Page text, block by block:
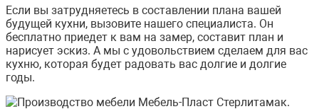
Если вы затрудняетесь в составлении плана вашей
будущей кухни, вызовите нашего специалиста. Он
бесплатно приедет к вам на замер, составит план и
нарисует эскиз. А мы с удовольствием сделаем для вас
кухню, которая будет радовать вас долгие и долгие
годы.